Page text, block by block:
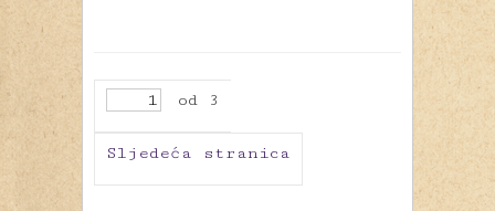
od 3
Sljedeća stranica